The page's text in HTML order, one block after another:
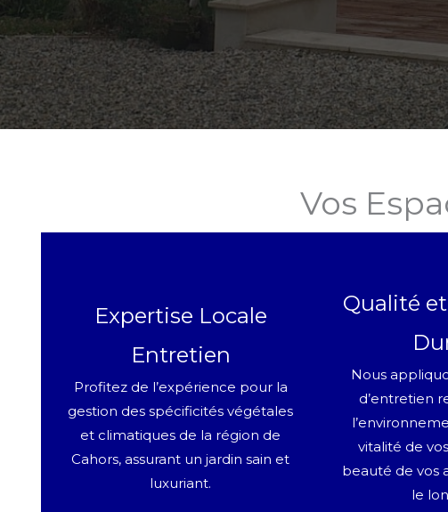
Vos
Expertise Locale
Entretien
Profitez de l’expérience pour la
gestion des spécificités végétales
et climatiques de la région de
Cahors, assurant un jardin sain et
luxuriant.
Qualité
Nous
d’entretien
vitalité de
beauté de vos
le